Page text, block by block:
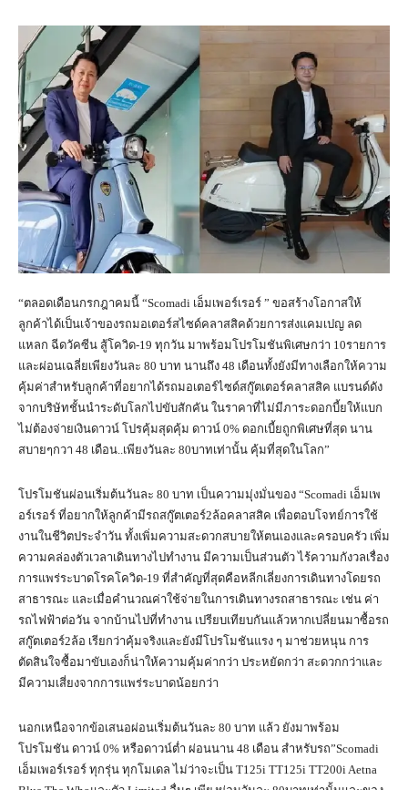
“ตลอดเดือนกรกฎาคมนี้ “Scomadi เอ็มเพอร์เรอร์ ” ขอสร้างโอกาสให้
ลูกค้าได้เป็นเจ้าของรถมอเตอร์สไซด์คลาสสิคด้วยการส่งแคมเปญ ลด
แหลก ฉีดวัคซีน สู้โควิด-19 ทุกวัน มาพร้อมโปรโมชันพิเศษกว่า 10รายการ
และผ่อนเฉลี่ยเพียงวันละ 80 บาท นานถึง 48 เดือนทั้งยังมีทางเลือกให้ความ
คุ้มค่าสำหรับลูกค้าที่อยากได้รถมอเตอร์ไซด์สกู๊ตเตอร์คลาสสิค แบรนด์ดัง
จากบริษัทชั้นนำระดับโลกไปขับสักคัน ในราคาที่ไม่มีภาระดอกบี้ยให้แบก
ไม่ต้องจ่ายเงินดาวน์ โปรคุ้มสุดคุ้ม ดาวน์ 0% ดอกเบี้ยถูกพิเศษที่สุด นาน
สบายๆกวา 48 เดือน..เพียงวันละ 80บาทเท่านั้น คุ้มที่สุดในโลก”
โปรโมชันผ่อนเริ่มต้นวันละ 80 บาท เป็นความมุ่งมั่นของ “Scomadi เอ็มเพ
อร์เรอร์ ที่อยากให้ลูกค้ามีรถสกู๊ตเตอร์2ล้อคลาสสิค เพื่อตอบโจทย์การใช้
งานในชีวิตประจำวัน ทั้งเพิ่มความสะดวกสบายให้ตนเองและครอบครัว เพิ่ม
ความคล่องตัวเวลาเดินทางไปทำงาน มีความเป็นส่วนตัว ไร้ความกังวลเรื่อง
การแพร่ระบาดโรคโควิด-19 ที่สำคัญที่สุดคือหลีกเลี่ยงการเดินทางโดยรถ
สาธารณะ และเมื่อคำนวณค่าใช้จ่ายในการเดินทางรถสาธารณะ เช่น ค่า
รถไฟฟ้าต่อวัน จากบ้านไปที่ทำงาน เปรียบเทียบกันแล้วหากเปลี่ยนมาซื้อรถ
สกู๊ตเตอร์2ล้อ เรียกว่าคุ้มจริงและยังมีโปรโมชันแรง ๆ มาช่วยหนุน การ
ตัดสินใจซื้อมาขับเองก็น่าให้ความคุ้มค่ากว่า ประหยัดกว่า สะดวกกว่าและ
มีความเสี่ยงจากการแพร่ระบาดน้อยกว่า
นอกเหนือจากข้อเสนอผ่อนเริ่มต้นวันละ 80 บาท แล้ว ยังมาพร้อม
โปรโมชัน ดาวน์ 0% หรือดาวน์ต่ำ ผ่อนนาน 48 เดือน สำหรับรถ”Scomadi
เอ็มเพอร์เรอร์ ทุกรุ่น ทุกโมเดล ไม่ว่าจะเป็น T125i TT125i TT200i Aetna